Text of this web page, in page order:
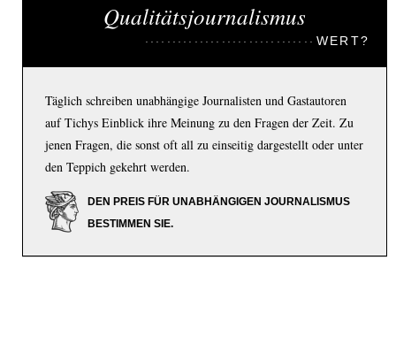
Qualitätsjournalismus
WERT?
Täglich schreiben unabhängige Journalisten und Gastautoren
auf Tichys Einblick ihre Meinung zu den Fragen der Zeit. Zu
jenen Fragen, die sonst oft all zu einseitig dargestellt oder unter
den Teppich gekehrt werden.
DEN PREIS FÜR UNABHÄNGIGEN JOURNALISMUS
BESTIMMEN SIE.